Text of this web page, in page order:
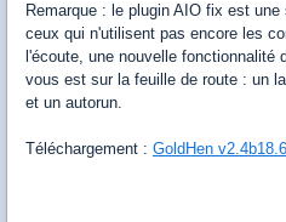
Remarque : le plugin AIO fix est
ceux qui n'utilisent pas encore les
l'écoute, une nouvelle fonctionnalité
vous est sur la feuille de route : un
et un autorun.
Téléchargement : GoldHen v2.4b18.6